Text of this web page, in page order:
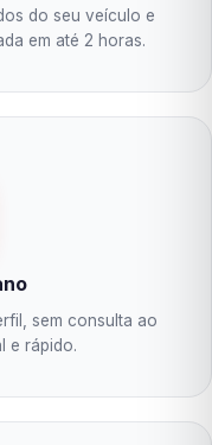
do seu veículo e
em até 2 horas.
sem consulta ao
e rápido.